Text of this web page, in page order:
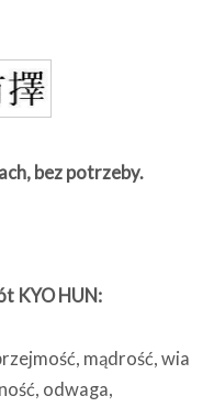
bez potrzeby.
HUN:
mądrość, wia
odwaga,